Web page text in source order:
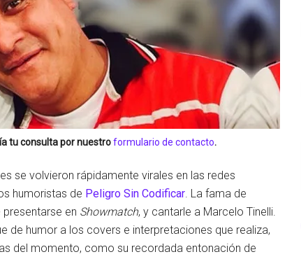
tu consulta por nuestroformulario de contacto.
se volvieron rápidamente virales en las redes
humoristas de Peligro Sin Codificar. La fama de
en Showmatch, y cantarle a Marcelo Tinelli.
de humor a los covers e interpretaciones que realiza,
del momento, como su recordada entonación de